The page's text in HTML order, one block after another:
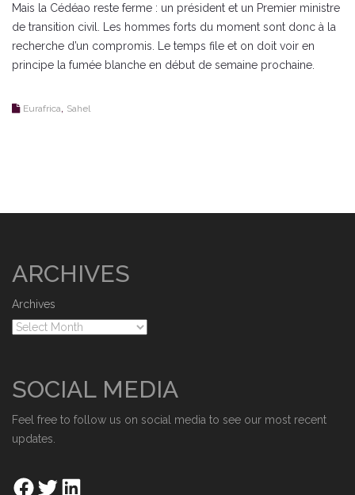
Mais la Cédéao reste ferme : un président et un Premier ministre
de transition civil. Les hommes forts du moment sont donc à la
recherche d’un compromis. Le temps file et on doit voir en
principe la fumée blanche en début de semaine prochaine.
Eurafrica Sahel
ARCHIVES
Archives
SOCIAL MEDIA
Feel free to follow us on social media to see our most recent
updates.